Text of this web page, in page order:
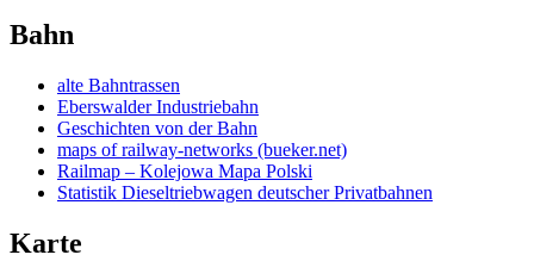
Bahn
alte Bahntrassen
Eberswalder Industriebahn
Geschichten von der Bahn
maps of railway-networks (bueker.net)
Railmap – Kolejowa Mapa Polski
Statistik Dieseltriebwagen deutscher Privatbahnen
Karte